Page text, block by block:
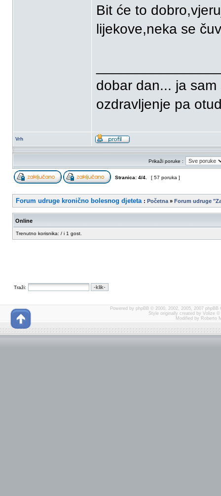
Bit će to
lijekove,neka se
dobar dan... ja
ozdravljenje pa
Vrh
Prikaži poruke :
Stranica: 4/4 [ 57 poruka ]
Forum udruge kronično bolesnog djeteta : Početna » Forum udruge
Online
Trenutno korisnika: / i 1 gost.
Traži:
Powered by phpBB © 2000, 2002, 2005, 2007 phpBB
Style originally created by Volize ©
Modified by Roberto